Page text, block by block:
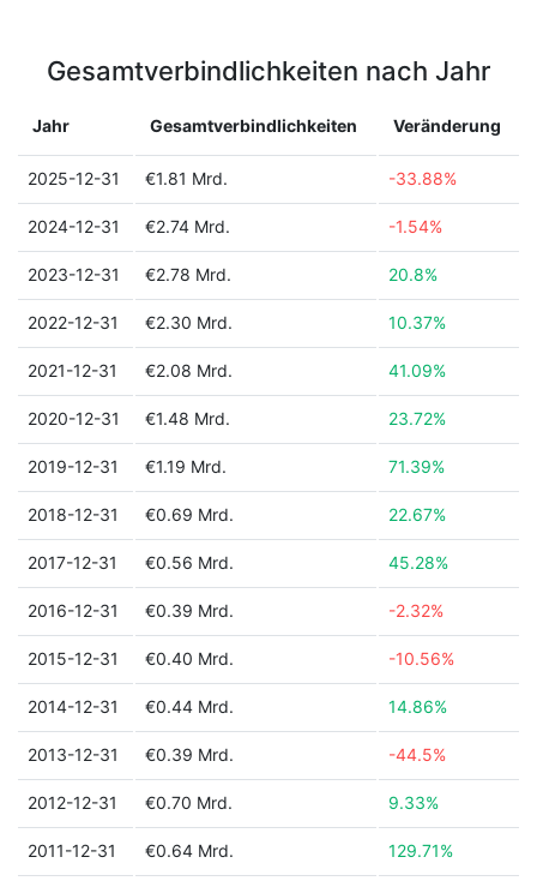
Gesamtverbindlichkeiten nach Jahr
Jahr Gesamtverbindlichkeiten Veränderung
2025-12-31 €1.81 Mrd. -33.88%
2024-12-31 €2.74 Mrd. -1.54%
2023-12-31 €2.78 Mrd. 20.8%
2022-12-31 €2.30 Mrd. 10.37%
2021-12-31 €2.08 Mrd. 41.09%
2020-12-31 €1.48 Mrd. 23.72%
2019-12-31 €1.19 Mrd. 71.39%
2018-12-31 €0.69 Mrd. 22.67%
2017-12-31 €0.56 Mrd. 45.28%
2016-12-31 €0.39 Mrd. -2.32%
2015-12-31 €0.40 Mrd. -10.56%
2014-12-31 €0.44 Mrd. 14.86%
2013-12-31 €0.39 Mrd. -44.5%
2012-12-31 €0.70 Mrd. 9.33%
2011-12-31 €0.64 Mrd. 129.71%